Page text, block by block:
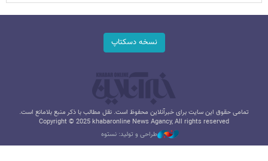
نسخه دسکتاپ
تمامی حقوق این سایت برای خبرآنلاین محفوظ است. نقل مطالب با ذکر منبع بلامانع است.
Copyright © 2025 khabaronline News Agancy, All rights reserved
طراحی و تولید: نستوه